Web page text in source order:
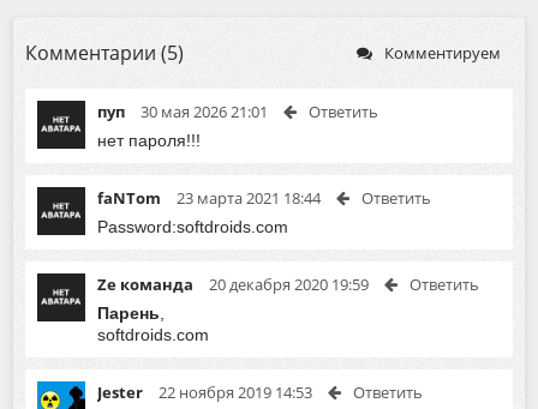
Комментарии (5) Комментируем
пуп 30 мая 2026 21:01 Ответить
нет пароля!!!
faNTom 23 марта 2021 18:44 Ответить
Password:softdroids.com
Ze команда 20 декабря 2020 19:59 Ответить
Парень
softdroids.com
Jester 22 ноября 2019 14:53 Ответить